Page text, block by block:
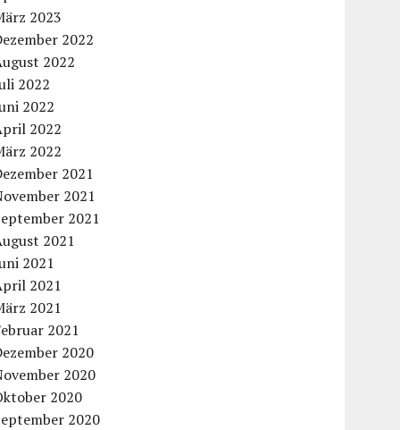
2023
2022
2022
2022
2022
2022
2022
2021
2021
2021
2021
2021
2021
2021
2021
2020
2020
2020
2020